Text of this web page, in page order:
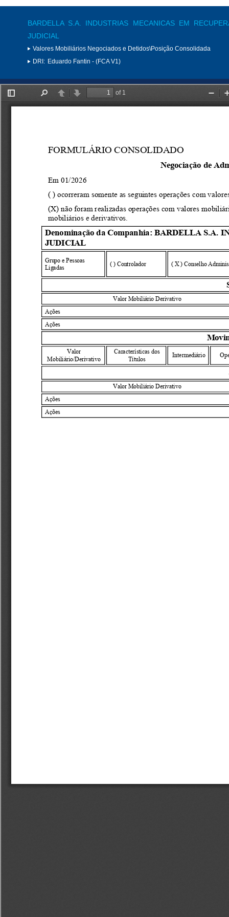
BARDELLA S.A. INDUSTRIAS MECANICAS EM
JUDICIAL
Valores Mobiliários Negociados e Detidos\Posição Consolidada
DRI: Eduardo Fantin - (FCA V1)